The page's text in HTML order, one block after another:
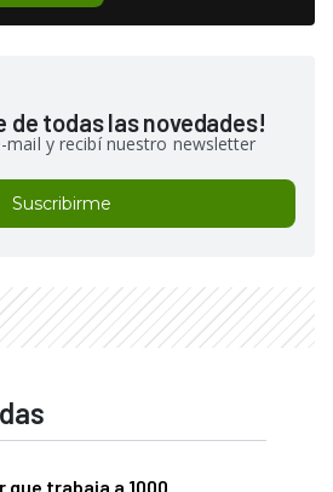
de todas las novedades!
mail y recibí nuestro newsletter
Suscribirme
que trabaja a 1000